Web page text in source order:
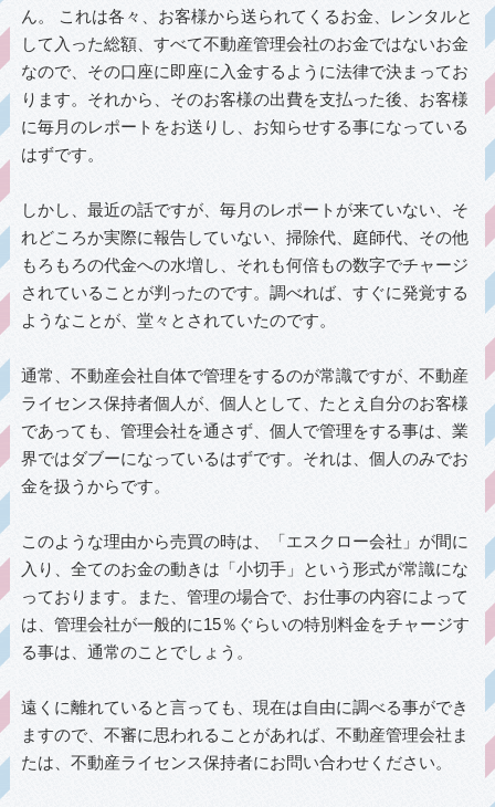
ん。 これは各々、お客様から送られてくるお金、レンタルと
して入った総額、すべて不動産管理会社のお金ではないお金
なので、その口座に即座に入金するように法律で決まってお
ります。それから、そのお客様の出費を支払った後、お客様
に毎月のレポートをお送りし、お知らせする事になっている
はずです。
しかし、最近の話ですが、毎月のレポートが来ていない、そ
れどころか実際に報告していない、掃除代、庭師代、その他
もろもろの代金への水増し、それも何倍もの数字でチャージ
されていることが判ったのです。調べれば、すぐに発覚する
ようなことが、堂々とされていたのです。
通常、不動産会社自体で管理をするのが常識ですが、不動産
ライセンス保持者個人が、個人として、たとえ自分のお客様
であっても、管理会社を通さず、個人で管理をする事は、業
界ではダブーになっているはずです。それは、個人のみでお
金を扱うからです。
このような理由から売買の時は、「エスクロー会社」が間に
入り、全てのお金の動きは「小切手」という形式が常識にな
っております。また、管理の場合で、お仕事の内容によって
は、管理会社が一般的に15％ぐらいの特別料金をチャージす
る事は、通常のことでしょう。
遠くに離れていると言っても、現在は自由に調べる事ができ
ますので、不審に思われることがあれば、不動産管理会社ま
たは、不動産ライセンス保持者にお問い合わせください。